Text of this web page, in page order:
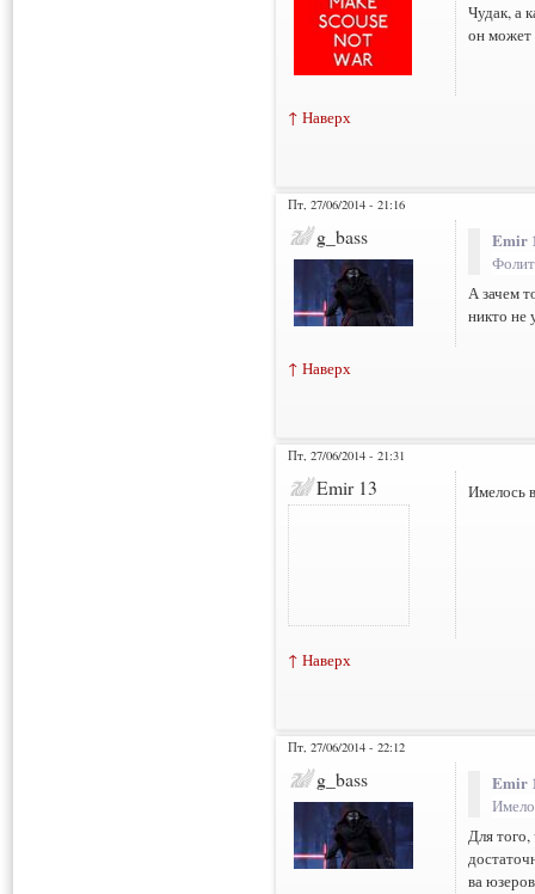
Чудак, а
он может
↑ Наверх
Пт, 27/06/2014 - 21:16
g_bass Emir
А зачем
никто не
↑ Наверх
Пт, 27/06/2014 - 21:31
Emir 13 Имелось
↑ Наверх
Пт, 27/06/2014 - 22:12
g_bass Emir
Для того,
ва